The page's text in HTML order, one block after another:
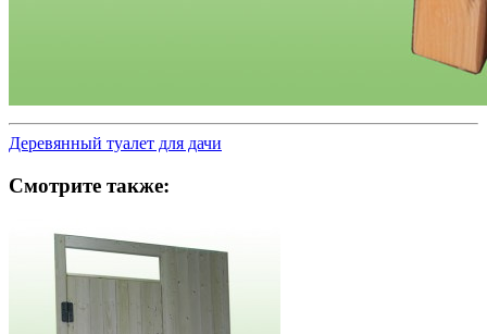
Деревянный туалет для дачи
Смотрите также: